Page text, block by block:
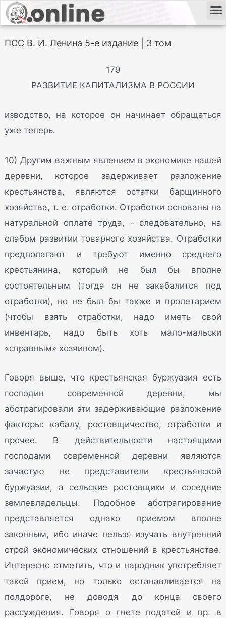
ПСС В. И. Ленина 5-е издание | 3 том
179
РАЗВИТИЕ КАПИТАЛИЗМА В РОССИИ
изводство, на которое он начинает обращаться
уже теперь.
10) Другим важным явлением в экономике нашей
деревни, которое задерживает разложение
крестьянства, являются остатки барщинного
хозяйства, т. е. отработки. Отработки основаны на
натуральной оплате труда, - следовательно, на
слабом развитии товарного хозяйства. Отработки
предполагают и требуют именно среднего
крестьянина, который не был бы вполне
состоятельным (тогда он не закабалится под
отработки), но не был бы также и пролетарием
(чтобы взять отработки, надо иметь свой
инвентарь, надо быть хоть мало-мальски
«справным» хозяином).
Говоря выше, что крестьянская буржуазия есть
господин современной деревни, мы
абстрагировали эти задерживающие разложение
факторы: кабалу, ростовщичество, отработки и
прочее. В действительности настоящими
господами современной деревни являются
зачастую не представители крестьянской
буржуазии, а сельские ростовщики и соседние
землевладельцы. Подобное абстрагирование
представляется однако приемом вполне
законным, ибо иначе нельзя изучать внутренний
строй экономических отношений в крестьянстве.
Интересно отметить, что и народник употребляет
такой прием, но только останавливается на
полдороге, не доводя до конца своего
рассуждения. Говоря о гнете податей и пр. в